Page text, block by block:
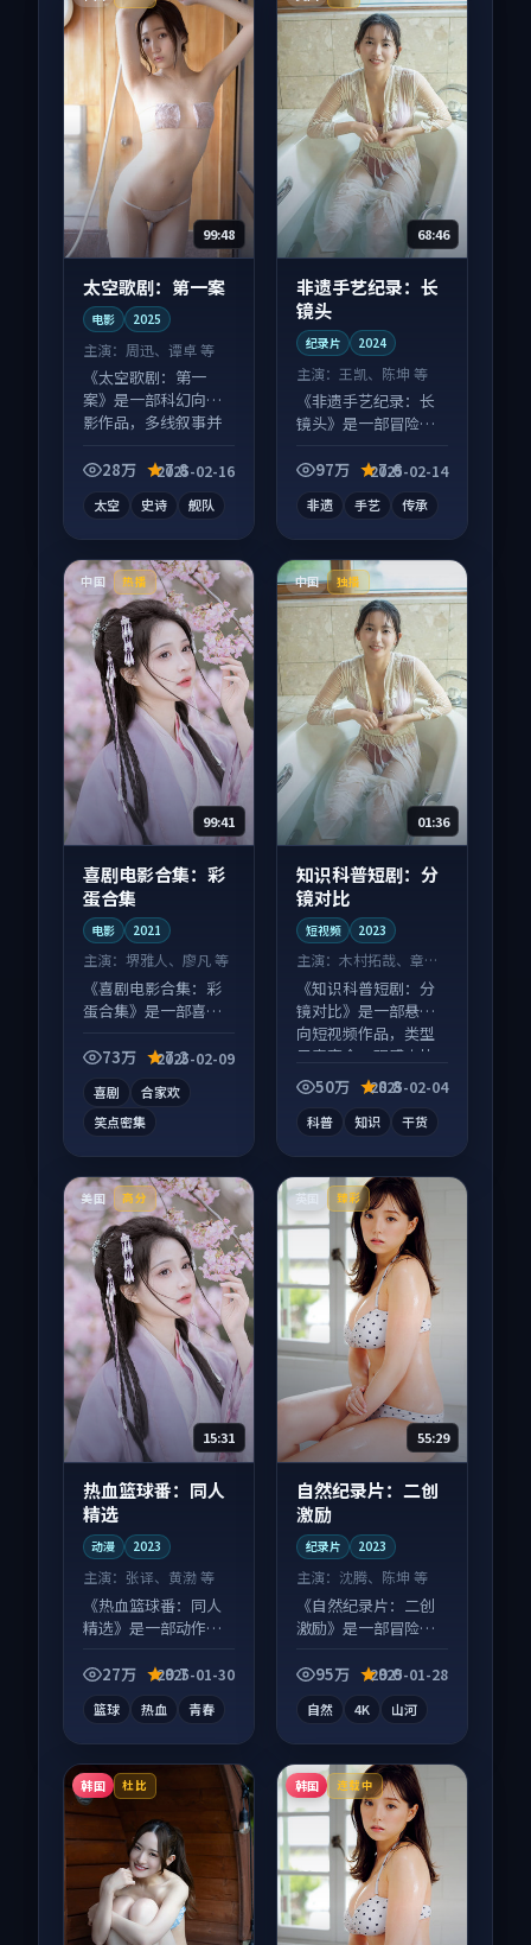
99:48
太空歌剧：第一案
电影 2025
主演： 周迅、谭卓 等
《太空歌剧：第一
案》是一部科幻向电
影作品，多线叙事并
味。28万 7.8
2025-02-16
太空 史诗 舰队
68:46
非遗手艺纪录：长
镜头
纪录片 2024
主演： 王凯、陈坤 等
《非遗手艺纪录：长
镜头》是一部冒险向
论度高，适合配弹幕
97万 7.6
2025-02-14
非遗 手艺 传承
中国 热播
99:41
喜剧电影合集：彩
蛋合集
电影 2021
主演： 堺雅人、廖凡 等
《喜剧电影合集：彩
蛋合集》是一部喜剧
屏端观看，细节更丰
73万 7.2
2025-02-09
喜剧
合家欢
笑点密集
中国 独播
01:36
知识科普短剧：分
镜对比
短视频 2023
主演：木村拓哉、章子
怡 等
《知识科普短剧：分
镜对比》是一部悬疑
向短视频作品，类型
元素齐全，观感爽快
不拖沓。
50万 8.8
2025-02-04
科普 知识 干货
美国 高分
15:31
热血篮球番：同人
精选
动漫 2023
主演： 张译、黄渤 等
《热血篮球番：同人
精选》是一部动作向
别错过，字幕区常有
27万 9.7
2025-01-30
篮球 热血 青春
英国 臻彩
55:29
自然纪录片：二创
激励
纪录片 2023
主演： 沈腾、陈坤 等
《自然纪录片：二创
激励》是一部冒险向
系层层推进，尾声常
95万 9.0
2025-01-28
自然 4K 山河
韩国 杜比 韩国 连载中